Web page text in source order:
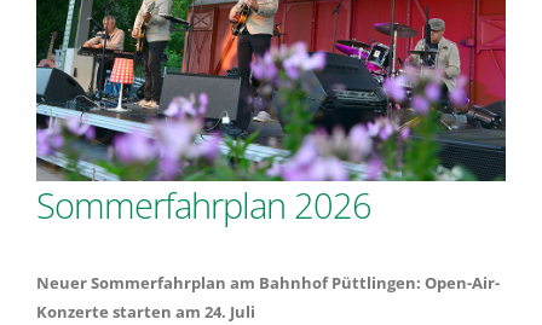
Sommerfahrplan 2026
Neuer Sommerfahrplan am Bahnhof Püttlingen: Open-Air-
Konzerte starten am 24. Juli